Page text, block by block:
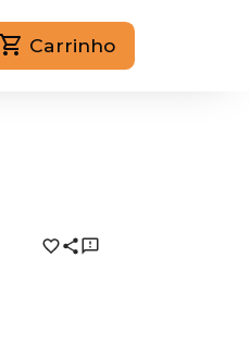
Carrinho